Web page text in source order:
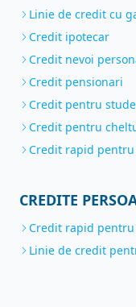
Linie de credit cu
Credit ipotecar
Credit nevoi
Credit pensionari
Credit pentru
Credit pentru
Credit rapid
CREDITE
Credit rapid
Linie de credit